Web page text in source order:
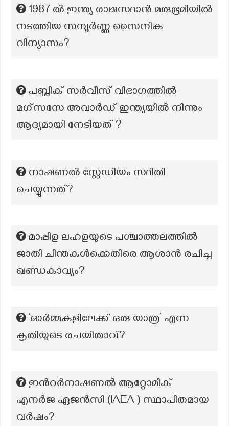
1987 ൽ ഇന്ത്യ രാജസ്ഥാൻ മരുഭൂമിയിൽ
നടത്തിയ സമ്പൂർണ്ണ സൈനിക
വിന്യാസം?
പബ്ലിക് സർവീസ് വിഭാഗത്തിൽ
മഗ്സസേ അവാർഡ് ഇന്ത്യയിൽ നിന്നും
ആദ്യമായി നേടിയത് ?
നാഷണൽ സ്റ്റേഡിയം സ്ഥിതി
ചെയ്യുന്നത്?
മാപ്പിള ലഹളയുടെ പശ്ചാത്തലത്തില്‍
ജാതി ചിന്തകള്‍ക്കെതിരെ ആശാന്‍ രചിച്ച
ഖണ്ഡകാവ്യം?
‘ഓർമ്മകളിലേക്ക് ഒരു യാത്ര’ എന്ന
കൃതിയുടെ രചയിതാവ്?
ഇന്‍റർനാഷണൽ ആറ്റോമിക്
എനർജ ഏജൻസി (IAEA ) സ്ഥാപിതമായ
വർഷം?